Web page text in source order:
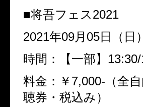
■将吾フェス2021
2021年09月05日（日）
時間：【一部】
料金：￥7,000-（全
聴券・税込み）